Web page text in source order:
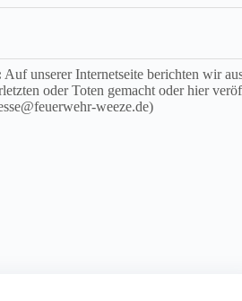
Auf unserer Internetseite berichten wir
oder Toten gemacht oder hier
weeze.de)